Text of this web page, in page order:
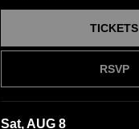
RSVP
TICKETS
Sat, AUG 8